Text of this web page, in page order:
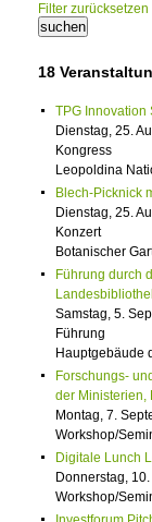
Filter zurücksetzen
18
TPG Innovation
Dienstag, 25.
Kongress
Leopoldina
Blech-Picknick
Dienstag, 25.
Konzert
Botanischer
Führung durch
Samstag, 5.
Führung
Hauptgebäude
Forschungs-
der Ministerien,
Montag, 7.
Workshop/
Digitale Lunch
Donnerstag,
Workshop/